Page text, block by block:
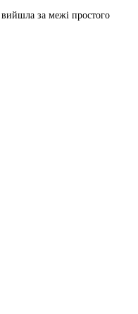
за межі простого